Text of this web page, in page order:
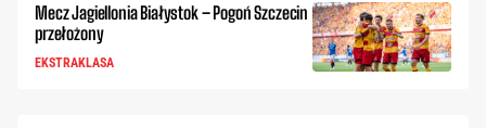
Mecz Jagiellonia Białystok – Pogoń Szczecin
przełożony
EKSTRAKLASA